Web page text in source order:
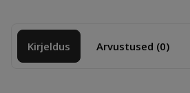
Kirjeldus Arvustused (0)